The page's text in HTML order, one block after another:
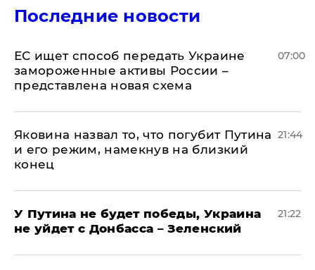
Последние новости
ЕС ищет способ передать Украине
замороженные активы России –
представлена новая схема
07:00
Яковина назвал то, что погубит Путина
и его режим, намекнув на близкий
конец
21:44
У Путина не будет победы, Украина
не уйдет с Донбасса – Зеленский
21:22